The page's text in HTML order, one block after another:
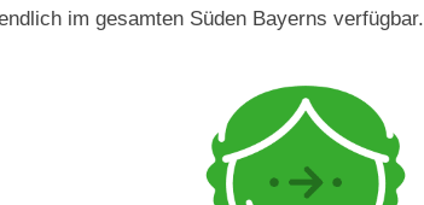
im gesamten Süden Bayerns verfügbar.